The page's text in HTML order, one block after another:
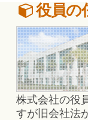
役員の
株式会社の役
すが旧会社法